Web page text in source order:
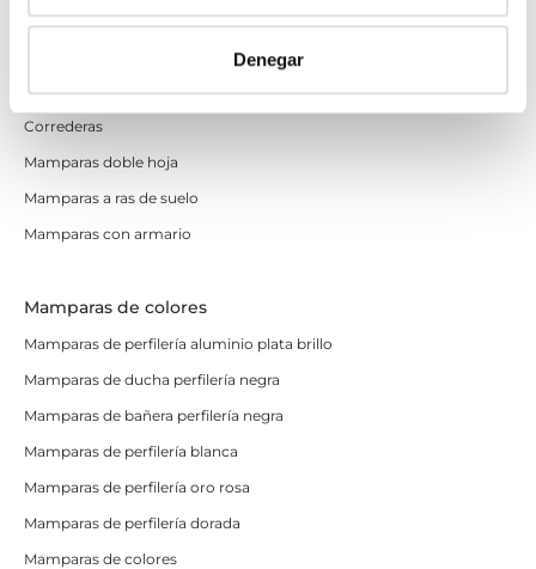
Denegar
Apertura abatible
Cristal fijo para ducha
Correderas
Mamparas doble hoja
Mamparas a ras de suelo
Mamparas con armario
Mamparas de colores
Mamparas de perfilería aluminio plata brillo
Mamparas de ducha perfilería negra
Mamparas de bañera perfilería negra
Mamparas de perfilería blanca
Mamparas de perfilería oro rosa
Mamparas de perfilería dorada
Mamparas de colores